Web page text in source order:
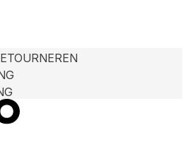
cookies om inhoud en advertenties te
combineren met andere gegevens die u